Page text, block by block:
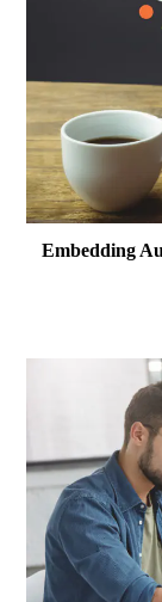
Embedding